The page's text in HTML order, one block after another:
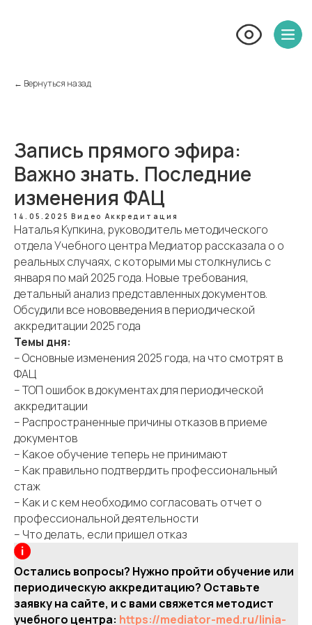
← Вернуться назад
Запись прямого эфира:
Важно знать. Последние
изменения ФАЦ
14.05.2025 Видео Аккредитация
Наталья Купкина, руководитель методического
отдела Учебного центра Медиатор рассказала о о
реальных случаях, с которыми мы столкнулись с
января по май 2025 года. Новые требования,
детальный анализ представленных документов.
Обсудили все нововведения в периодической
аккредитации 2025 года
Темы дня:
– Основные изменения 2025 года, на что смотрят в
ФАЦ
– ТОП ошибок в документах для периодической
аккредитации
– Распространенные причины отказов в приеме
документов
– Какое обучение теперь не принимают
– Как правильно подтвердить профессиональный
стаж
– Как и с кем необходимо согласовать отчет о
профессиональной деятельности
– Что делать, если пришел отказ
Остались вопросы? Нужно пройти обучение или
периодическую аккредитацию? Оставьте
заявку на сайте, и с вами свяжется методист
учебного центра: https://mediator-med.ru/linia-